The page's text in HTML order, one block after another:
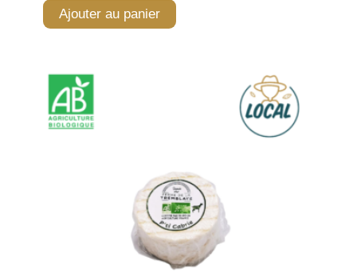
Ajouter au panier